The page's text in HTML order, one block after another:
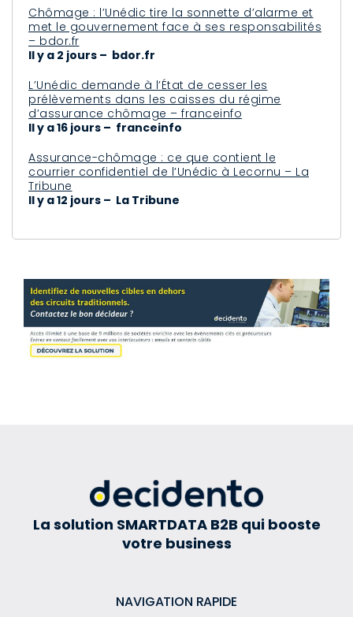
Chômage : l’Unédic tire la sonnette d’alarme et
met le gouvernement face à ses responsabilités
– bdor.fr
Il y a 2 jours – bdor.fr
L’Unédic demande à l’État de cesser les
prélèvements dans les caisses du régime
d’assurance chômage – franceinfo
Il y a 16 jours – franceinfo
Assurance-chômage : ce que contient le
courrier confidentiel de l’Unédic à Lecornu – La
Tribune
Il y a 12 jours – La Tribune
La solution SMARTDATA B2B qui booste
votre business
NAVIGATION RAPIDE